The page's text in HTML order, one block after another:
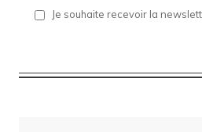
Je souhaite recevoir la